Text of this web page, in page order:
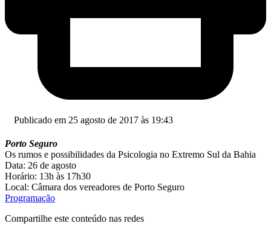
Publicado em 25 agosto de 2017 às 19:43
Porto Seguro
Os rumos e possibilidades da Psicologia no Extremo Sul da Bahia
Data: 26 de agosto
Horário: 13h às 17h30
Local: Câmara dos vereadores de Porto Seguro
Programação
Compartilhe este conteúdo nas redes